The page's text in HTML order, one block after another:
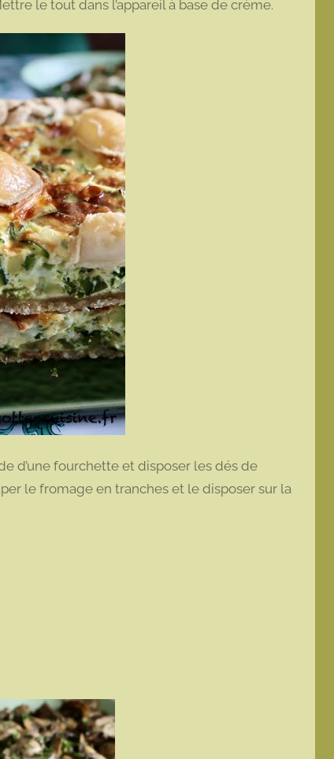
le tout dans l’appareil à base de crème.
d’une fourchette et disposer les dés de
le fromage en tranches et le disposer sur la